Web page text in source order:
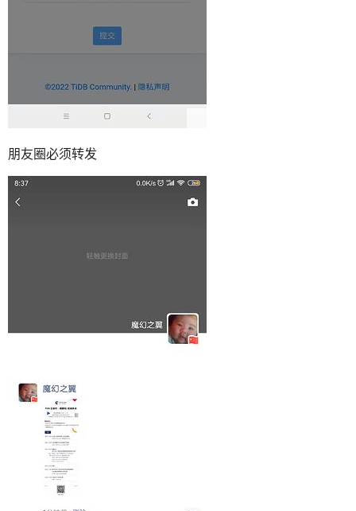
朋友圈必须转发